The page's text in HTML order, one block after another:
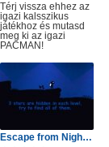
Térj vissza ehhez az
igazi kalsszikus
játékhoz és mutasd
meg ki az igazi
PACMAN!
Escape from Nightmare